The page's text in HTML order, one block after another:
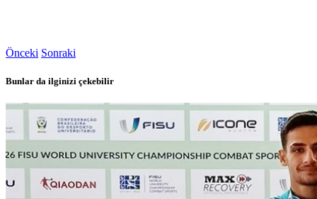
Önceki Sonraki
Bunlar da ilginizi çekebilir